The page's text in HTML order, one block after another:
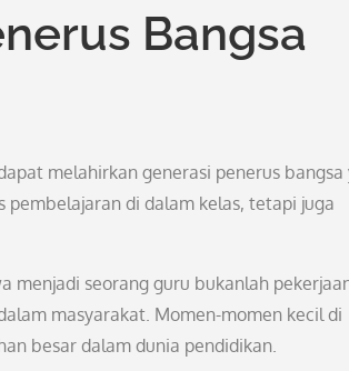
Bangsa
melahirkan generasi penerus bangsa
pembelajaran di dalam kelas, tetapi juga
menjadi seorang guru bukanlah
masyarakat. Momen-momen kecil di
besar dalam dunia pendidikan.